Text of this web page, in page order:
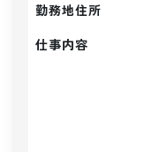
勤務地住所
仕事内容